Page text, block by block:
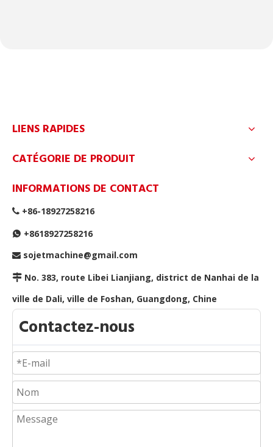
LIENS RAPIDES
CATÉGORIE DE PRODUIT
INFORMATIONS DE CONTACT
 +86-18927258216
 +8618927258216
 sojetmachine@gmail.com
 No. 383, route Libei Lianjiang, district de Nanhai de la
ville de Dali, ville de Foshan, Guangdong, Chine
Contactez-nous